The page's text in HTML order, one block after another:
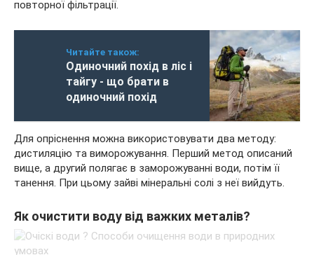
повторної фільтрації.
Читайте також:
Одиночний похід в ліс і
тайгу - що брати в
одиночний похід
Для опріснення можна використовувати два методу:
дистиляцію та виморожування. Перший метод описаний
вище, а другий полягає в заморожуванні води, потім її
танення. При цьому зайві мінеральні солі з неї вийдуть.
Як очистити воду від важких металів?